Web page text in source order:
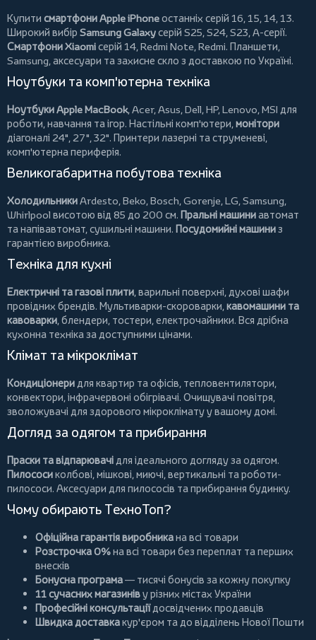
Купити смартфони Apple iPhoneостанніх серій 16, 15, 14, 13.
Широкий вибір Samsung Galaxyсерій S25, S24, S23, A-серії.
Смартфони Xiaomiсерій 14, Redmi Note, Redmi. Планшети,
Samsung, аксесуари тазахисне скло з доставкою по Україні.
Ноутбуки та комп'ютерна техніка
Ноутбуки Apple MacBook,Acer,Asus,Dell,HP,Lenovo,MSI для
роботи, навчання та ігор. Настільні комп'ютери,монітори
діагоналі 24", 27", 32". Принтери лазерні та струменеві,
комп'ютерна периферія.
Великогабаритна побутова техніка
ХолодильникиArdesto,Beko,Bosch,Gorenje,LG,Samsung,
Whirlpool висотою від 85 до 200 см. Пральні машиниавтомат
та напівавтомат,сушильні машини. Посудомийні машиниз
гарантією виробника.
Техніка для кухні
Електричні та газові плити, варильні поверхні, духові шафи
провідних брендів. Мультиварки-скороварки,кавомашини та
кавоварки,блендери, тостери,електрочайники. Вся дрібна
кухонна техніка за доступними цінами.
Клімат та мікроклімат
Кондиціонеридля квартир та офісів, тепловентилятори,
конвектори,інфрачервоні обігрівачі. Очищувачі повітря,
зволожувачі для здорового мікроклімату у вашому домі.
Догляд за одягом та прибирання
Праски та відпарювачідля ідеального догляду за одягом.
Пилососиколбові,мішкові,миючі,вертикальні тароботи-
пилососи. Аксесуари для пилососів та прибирання будинку.
Чому обирають ТехноТоп?
Офіційна гарантія виробникана всі товари
Розстрочка 0%на всі товари без переплат та перших
внесків
Бонусна програма— тисячі бонусів за кожну покупку
11 сучасних магазиніву різних містах України
Професійні консультаціїдосвідчених продавців
Швидка доставкакур'єром та до відділень Нової Пошти